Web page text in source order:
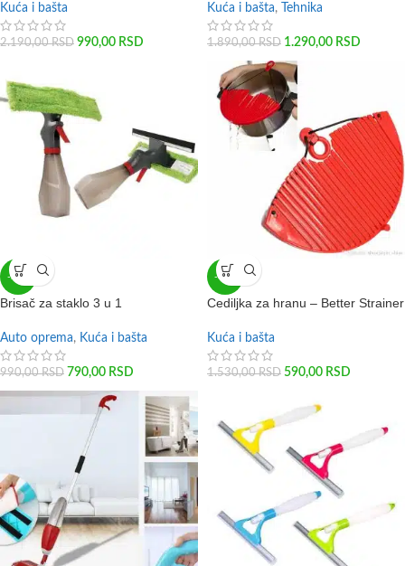
Kuća i bašta
2.190,00RSD 990,00 RSD
Kuća i bašta, Tehnika
1.890,00RSD 1.290,00 RSD
-20%
Brisač za staklo 3 u 1
Auto oprema, Kuća i bašta
990,00RSD 790,00 RSD
-61%
Cediljka za hranu – Better Strainer
Kuća i bašta
1.530,00RSD 590,00 RSD